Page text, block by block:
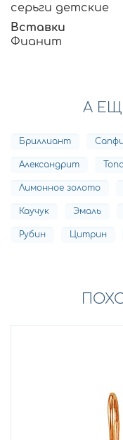
серьги детские
Вставки
Фианит
А
Бриллиант
Александрит
Лимонное золото
Каучук Эмаль
Рубин Цитрин